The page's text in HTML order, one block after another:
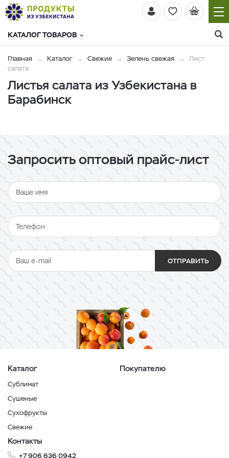
КАТАЛОГ ТОВАРОВ
Главная Каталог Свежие Зелень свежая
Лист
салата
Листья салата из Узбекистана в
Барабинск
Запросить оптовый прайс-лист
ОТПРАВИТЬ
Каталог
Сублимат
Сушеные
Сухофрукты
Свежие
Покупателю
Контакты
+7 906 636 0942